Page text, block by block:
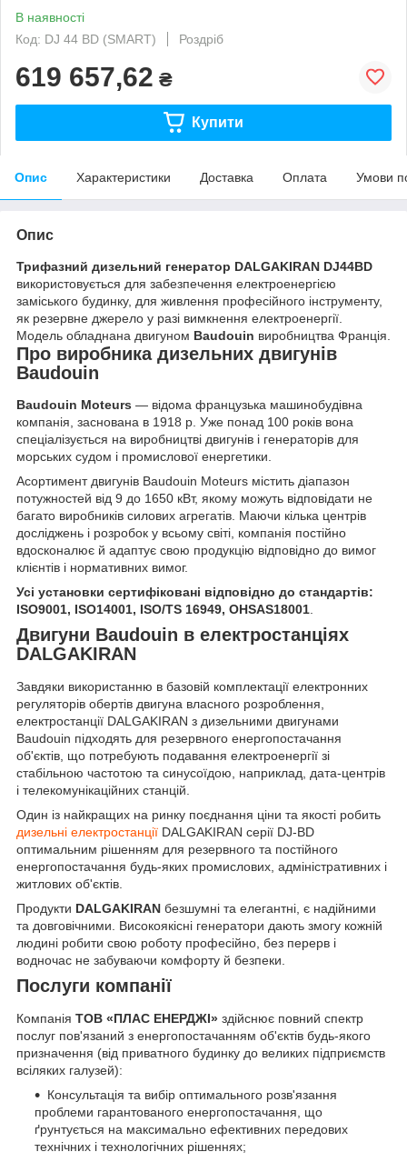
В наявності
Код: DJ 44 BD (SMART)
Роздріб
619 657,62 ₴
Купити
Опис Характеристики Доставка Оплата Умови
Опис
Трифазний дизельний генератор DALGAKIRAN DJ44BD
використовується для забезпечення електроенергією
заміського будинку, для живлення професійного інструменту,
як резервне джерело у разі вимкнення електроенергії.
Модель обладнана двигуном Baudouin виробництва Франція.
Про виробника дизельних двигунів
Baudouin
Baudouin Moteurs — відома французька машинобудівна
компанія, заснована в 1918 р. Уже понад 100 років вона
спеціалізується на виробництві двигунів і генераторів для
морських судом і промислової енергетики.
Асортимент двигунів Baudouin Moteurs містить діапазон
потужностей від 9 до 1650 кВт, якому можуть відповідати не
багато виробників силових агрегатів. Маючи кілька центрів
досліджень і розробок у всьому світі, компанія постійно
вдосконалює й адаптує свою продукцію відповідно до вимог
клієнтів і нормативних вимог.
Усі установки сертифіковані відповідно до стандартів:
ISO9001, ISO14001, ISO/TS 16949, OHSAS18001.
Двигуни Baudouin в електростанціях
DALGAKIRAN
Завдяки використанню в базовій комплектації електронних
регуляторів обертів двигуна власного розроблення,
електростанції DALGAKIRAN з дизельними двигунами
Baudouin підходять для резервного енергопостачання
об'єктів, що потребують подавання електроенергії зі
стабільною частотою та синусоїдою, наприклад, дата-центрів
і телекомунікаційних станцій.
Один із найкращих на ринку поєднання ціни та якості робить
дизельні електростанції DALGAKIRAN серії DJ-BD
оптимальним рішенням для резервного та постійного
енергопостачання будь-яких промислових, адміністративних і
житлових об'єктів.
Продукти DALGAKIRAN безшумні та елегантні, є надійними
та довговічними. Високоякісні генератори дають змогу кожній
людині робити свою роботу професійно, без перерв і
водночас не забуваючи комфорту й безпеки.
Послуги компанії
Компанія ТОВ «ПЛАС ЕНЕРДЖІ» здійснює повний спектр
послуг пов'язаний з енергопостачанням об'єктів будь-якого
призначення (від приватного будинку до великих підприємств
всіляких галузей):
Консультація та вибір оптимального розв'язання
проблеми гарантованого енергопостачання, що
ґрунтується на максимально ефективних передових
технічних і технологічних рішеннях;